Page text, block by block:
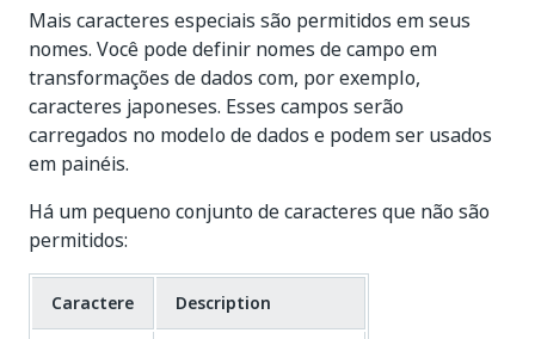
Mais caracteres especiais são permitidos em seus
nomes. Você pode definir nomes de campo em
transformações de dados com, por exemplo,
caracteres japoneses. Esses campos serão
carregados no modelo de dados e podem ser usados
em painéis.
Há um pequeno conjunto de caracteres que não são
permitidos:
Caractere Description